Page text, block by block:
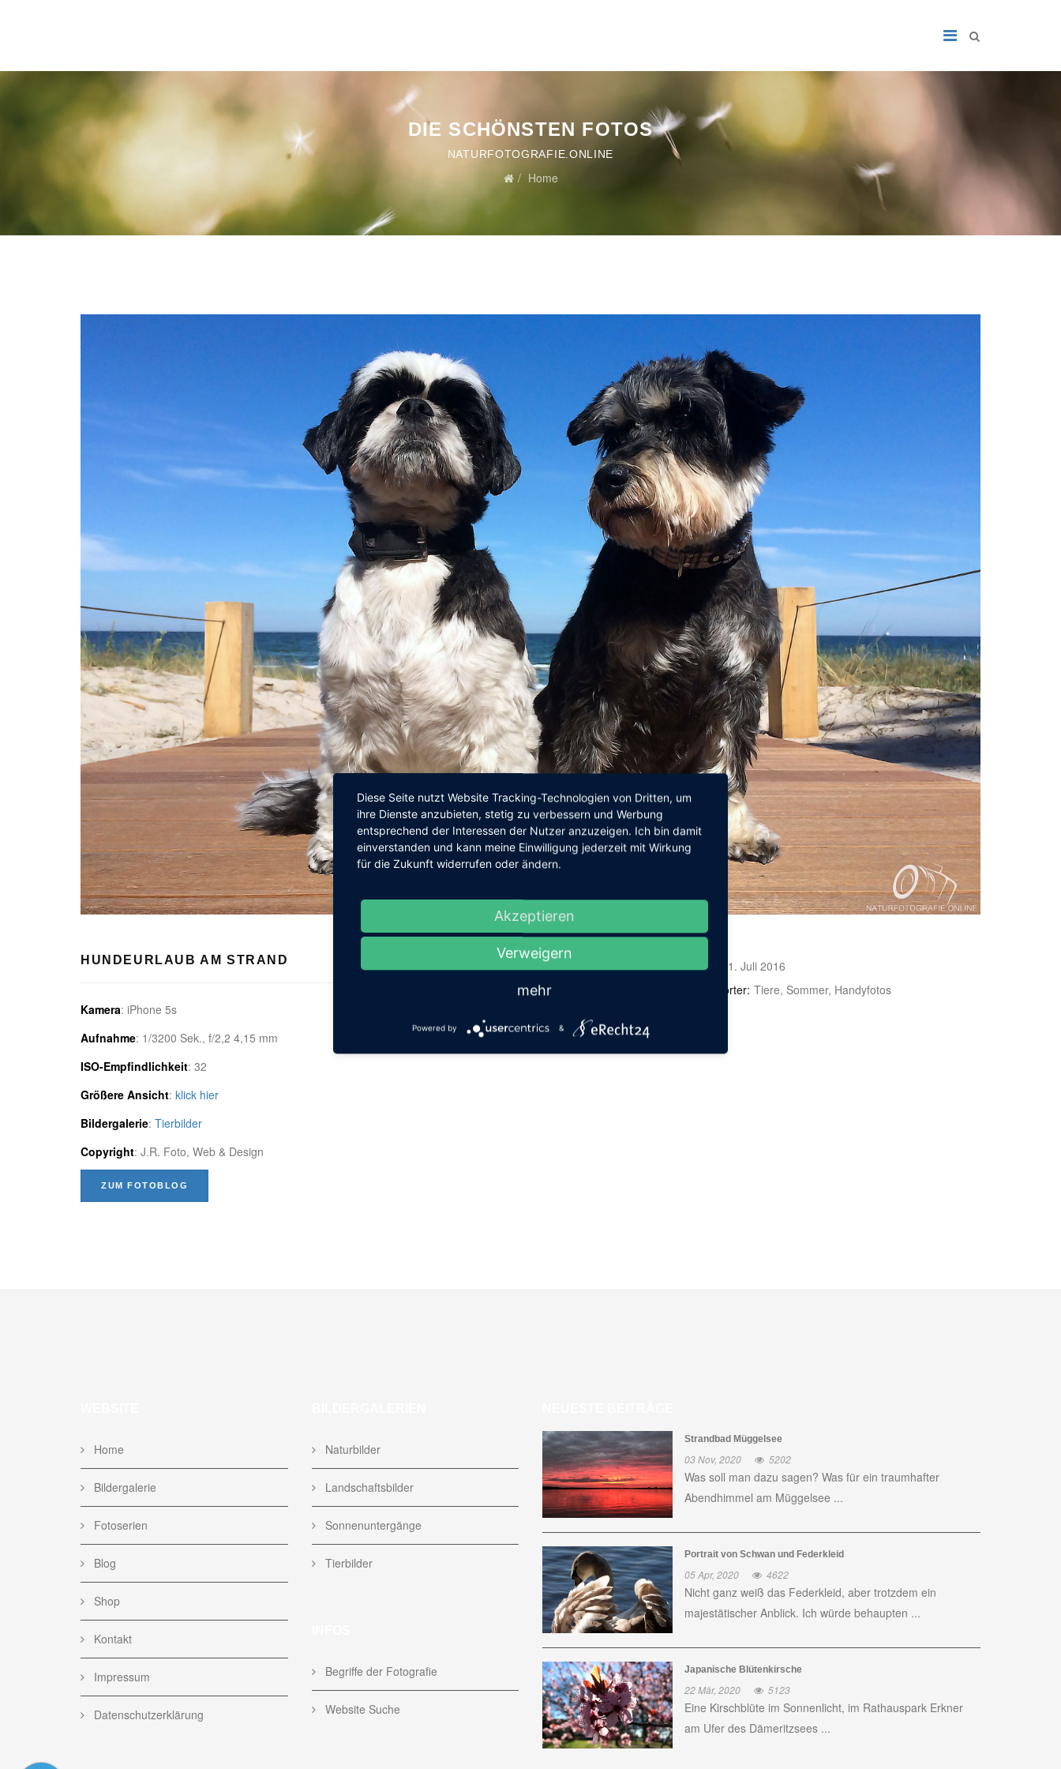
DIE SCHÖNSTEN FOTOS
NATURFOTOGRAFIE.ONLINE
Home
HUNDEURLAUB AM STRAND
Kamera: iPhone 5s
Aufnahme: 1/3200 Sek., f/2,2 4,15 mm
ISO-Empfindlichkeit: 32
Größere Ansicht: klick hier
Bildergalerie: Tierbilder
Copyright: J.R. Foto, Web & Design
ZUM FOTOBLOG
Datum:
21. Juli 2016
Schlagwörter: Tiere, Sommer, Handyfotos
Home
Bildergalerie
Fotoserien
Blog
Shop
Kontakt
Impressum
Datenschutzerklärung
Naturbilder
Landschaftsbilder
Sonnenuntergänge
Tierbilder
Begriffe der Fotografie
Website Suche
Strandbad Müggelsee
03 Nov, 2020 5202
Was soll man dazu sagen? Was für ein traumhafter
Abendhimmel am Müggelsee ...
Portrait von Schwan und Federkleid
05 Apr, 2020 4622
Nicht ganz weiß das Federkleid, aber trotzdem ein
majestätischer Anblick. Ich würde behaupten ...
Japanische Blütenkirsche
22 Mär, 2020 5123
Eine Kirschblüte im Sonnenlicht, im Rathauspark Erkner
am Ufer des Dämeritzsees ...
Diese Seite nutzt Website Tracking-Technologien von Dritten, um
ihre Dienste anzubieten, stetig zu verbessern und Werbung
entsprechend der Interessen der Nutzer anzuzeigen. Ich bin damit
einverstanden und kann meine Einwilligung jederzeit mit Wirkung
für die Zukunft widerrufen oder ändern.
Akzeptieren
Verweigern
mehr
Powered by &